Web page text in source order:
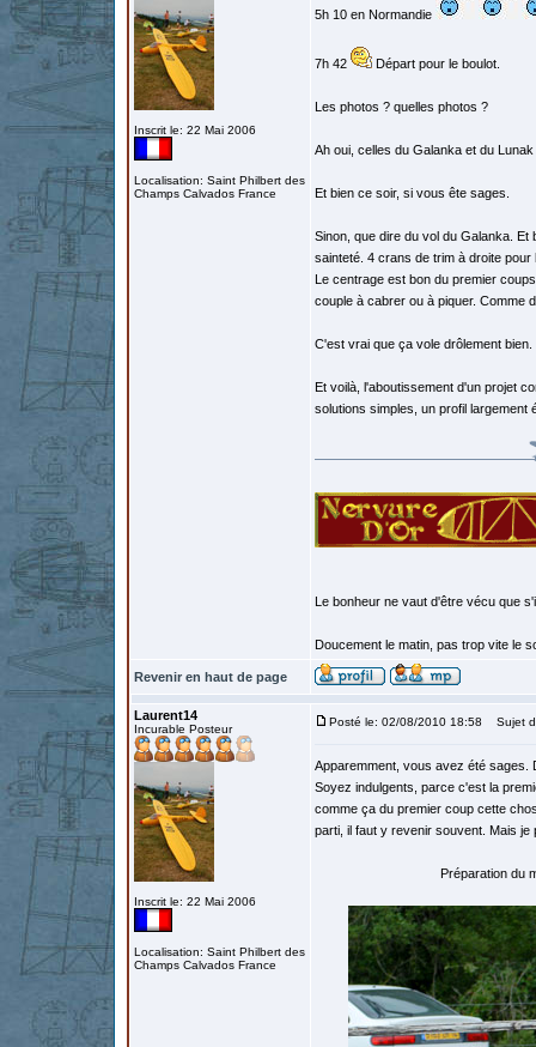
Inscrit le: 22 Mai 2006
Localisation: Saint Philbert des
Champs Calvados France
5h 10 en Normandie
7h 42 Départ pour le boulot.
Les photos ? quelles photos ?
Ah oui, celles du Galanka et du
Et bien ce soir, si vous ête sages.
Sinon, que dire du vol du Galanka.
sainteté. 4 crans de trim à droite
Le centrage est bon du premier
couple à cabrer ou à piquer. Comme
C'est vrai que ça vole drôlement
Et voilà, l'aboutissement d'un projet
solutions simples, un profil largement
Le bonheur ne vaut d'être vécu que
Doucement le matin, pas trop vite le
Revenir en haut de page
Laurent14
Incurable Posteur
Inscrit le: 22 Mai 2006
Localisation: Saint Philbert des
Champs Calvados France
Posté le: 02/08/2010 18:58 Sujet
Apparemment, vous avez été sages.
Soyez indulgents, parce c'est la
comme ça du premier coup cette
parti, il faut y revenir souvent. Mais
Préparation du